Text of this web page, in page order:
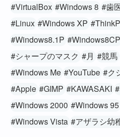
#VirtualBox #Windows 8 #歯
#Linux #Windows XP
#Windows8.1P #Windows8CP
#シャープのマスク #月 #競馬
#Windows Me #YouTube #ク
#Apple #GIMP #KAWASAKI
#Windows 2000 #Windows 95
#Windows Vista #アザラシ幼